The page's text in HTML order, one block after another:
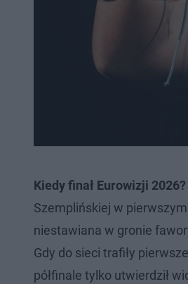
Kiedy finał Eurowizji 2026?
Szemplińskiej w
niestawiana w gronie
Gdy do sieci trafiły
półfinale tylko utwierdził